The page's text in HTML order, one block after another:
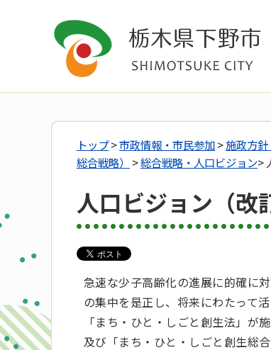
トップ>市政情報・市民参加>施政方
総合戦略）
>総合戦略・人口ビジョン>
人口ビジョン（改
急速な少子高齢化の進展に的確に
の集中を是正し、将来にわたって
「まち・ひと・しごと創生法」が
及び「まち・ひと・しごと創生総